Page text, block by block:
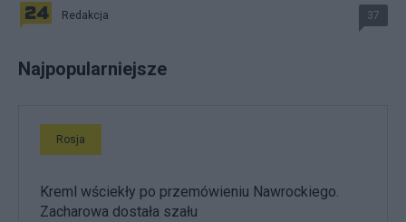
Redakcja 37
Najpopularniejsze
Rosja
Kreml wściekły po przemówieniu Nawrockiego.
Zacharowa dostała szału